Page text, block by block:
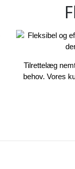
Tilrettelæg
behov. Vores